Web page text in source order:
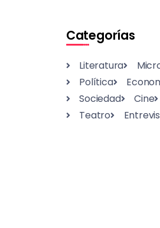
Categorías
Literatura
Política
Sociedad
Cine
Teatro